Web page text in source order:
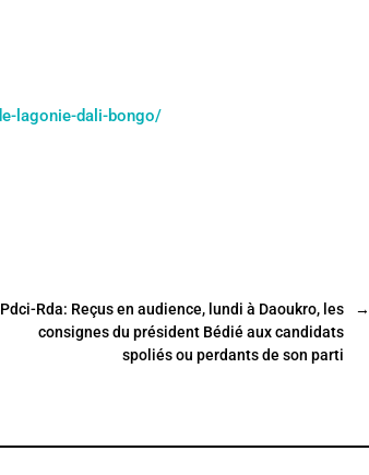
lagonie-dali-bongo/
→
Pdci-Rda: Reçus en audience, lundi à Daoukro, les
consignes du président Bédié aux candidats
spoliés ou perdants de son parti